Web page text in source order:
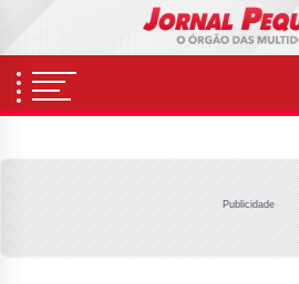
content
Publicidade